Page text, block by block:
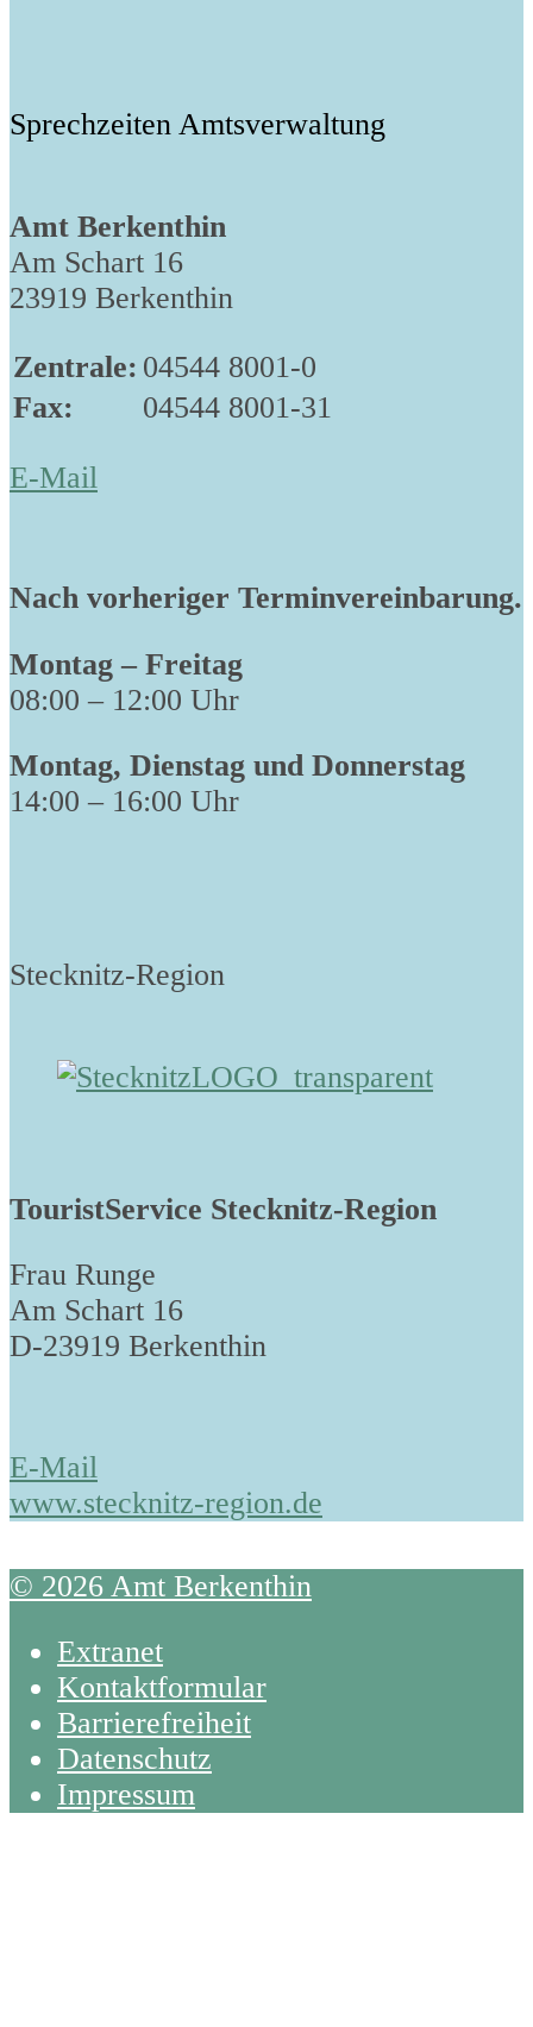
Sprechzeiten Amtsverwaltung
Amt Berkenthin
Am Schart 16
23919 Berkenthin
Zentrale: 04544 8001-0
Fax:
04544 8001-31
E-Mail
Nach vorheriger Terminvereinbarung.
Montag – Freitag
08:00 – 12:00 Uhr
Montag, Dienstag und Donnerstag
14:00 – 16:00 Uhr
Stecknitz-Region
TouristService Stecknitz-Region
Frau Runge
Am Schart 16
D-23919 Berkenthin
E-Mail
www.stecknitz-region.de
© 2026 Amt Berkenthin
Extranet
Kontaktformular
Barrierefreiheit
Datenschutz
Impressum